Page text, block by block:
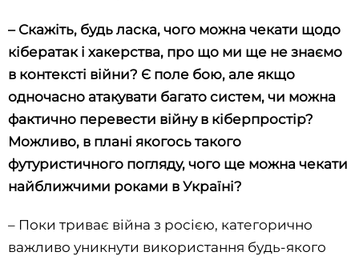
– Скажіть, будь ласка, чого можна чекати щодо
кібератак і хакерства, про що ми ще не знаємо
в контексті війни? Є поле бою, але якщо
одночасно атакувати багато систем, чи можна
фактично перевести війну в кіберпростір?
Можливо, в плані якогось такого
футуристичного погляду, чого ще можна чекати
найближчими роками в Україні?
– Поки триває війна з росією, категорично
важливо уникнути використання будь-якого